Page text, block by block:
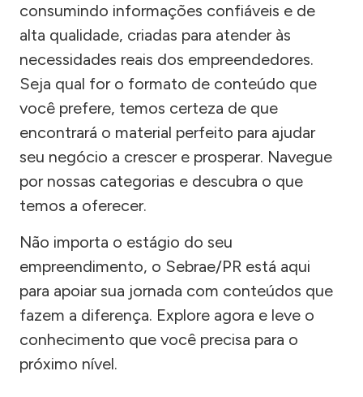
consumindo informações confiáveis e de
alta qualidade, criadas para atender às
necessidades reais dos empreendedores.
Seja qual for o formato de conteúdo que
você prefere, temos certeza de que
encontrará o material perfeito para ajudar
seu negócio a crescer e prosperar. Navegue
por nossas categorias e descubra o que
temos a oferecer.
Não importa o estágio do seu
empreendimento, o Sebrae/PR está aqui
para apoiar sua jornada com conteúdos que
fazem a diferença. Explore agora e leve o
conhecimento que você precisa para o
próximo nível.